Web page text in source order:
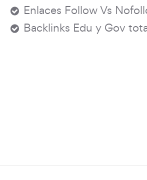
Enlaces Follow Vs
Backlinks Edu y Gov